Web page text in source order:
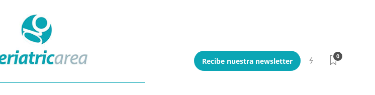
Recibe nuestra newsletter
0